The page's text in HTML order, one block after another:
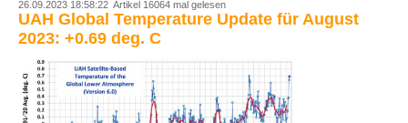
26.09.2023 18:58:22 Artikel 16064 mal gelesen
UAH Global Temperature Update für August
2023: +0.69 deg. C